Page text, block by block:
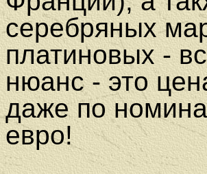
серебряных
платиновых -
нюанс - это
даже по
евро!